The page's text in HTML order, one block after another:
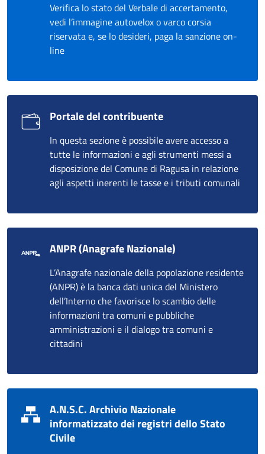
Verifica lo stato del Verbale di accertamento,
vedi l’immagine autovelox o varco corsia
riservata e, se lo desideri, paga la sanzione on-
line
Portale del contribuente
In questa sezione è possibile avere accesso a
tutte le informazioni e agli strumenti messi a
disposizione del Comune di Ragusa in relazione
agli aspetti inerenti le tasse e i tributi comunali
ANPR (Anagrafe Nazionale)
L’Anagrafe nazionale della popolazione residente
(ANPR) è la banca dati unica del Ministero
dell’Interno che favorisce lo scambio delle
informazioni tra comuni e pubbliche
amministrazioni e il dialogo tra comuni e
cittadini
A.N.S.C. Archivio Nazionale
informatizzato dei registri dello Stato
Civile